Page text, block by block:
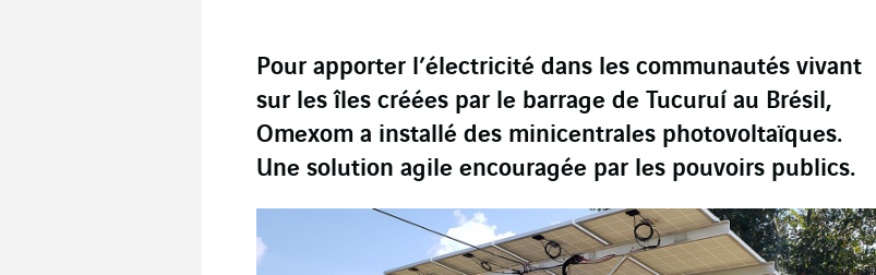
Pour apporter l’électricité dans les communautés vivant
sur les îles créées par le barrage de Tucuruí au Brésil,
Omexom a installé des minicentrales photovoltaïques.
Une solution agile encouragée par les pouvoirs publics.